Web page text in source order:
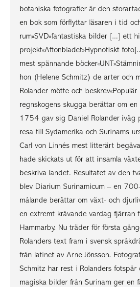
botaniska fotografier är den
en bok som förflyttar läsaren i tid
rum«SVD»fantastiska bilder [...] ett
projekt«Aftonbladet»Hypnotiskt
mest spännande
hon (Helene Schmitz) de arter och
Rolander mötte och
regnskogens skugga berättar om
1754 gav sig Daniel Rolander iväg
resa till Sydamerika och Surinams
Carl von Linnés mest litterärt
hade skickats ut för att insamla
beskriva landet. Resultatet av den
blev Diarium Surinamicum – en
målande berättar om växt- och
en extremt krävande vardag fjärran
Hammarby. Nu träder för första
Rolanders text fram i svensk
från latinet av Arne Jönsson.
Schmitz har rest i Rolanders fotspår
magiska bilder från Surinam ger en